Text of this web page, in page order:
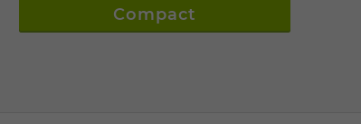
Compact